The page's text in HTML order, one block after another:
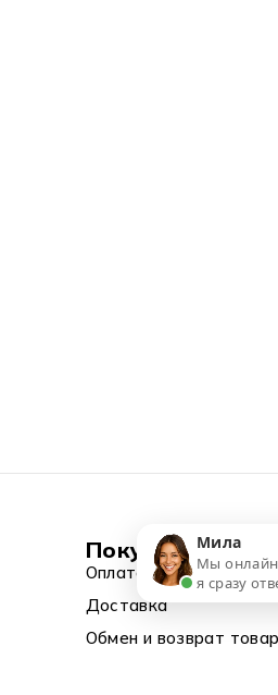
Покупка
Оплата
Доставка
Обмен и возврат
Мила
Мы онлайн
я сразу